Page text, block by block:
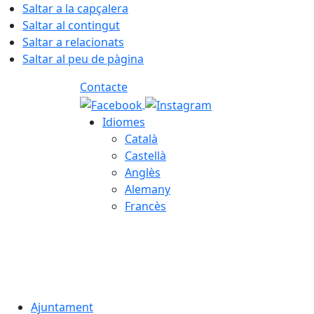
Saltar a la capçalera
Saltar al contingut
Saltar a relacionats
Saltar al peu de pàgina
Contacte
Idiomes
Català
Castellà
Anglès
Alemany
Francès
Ajuntament